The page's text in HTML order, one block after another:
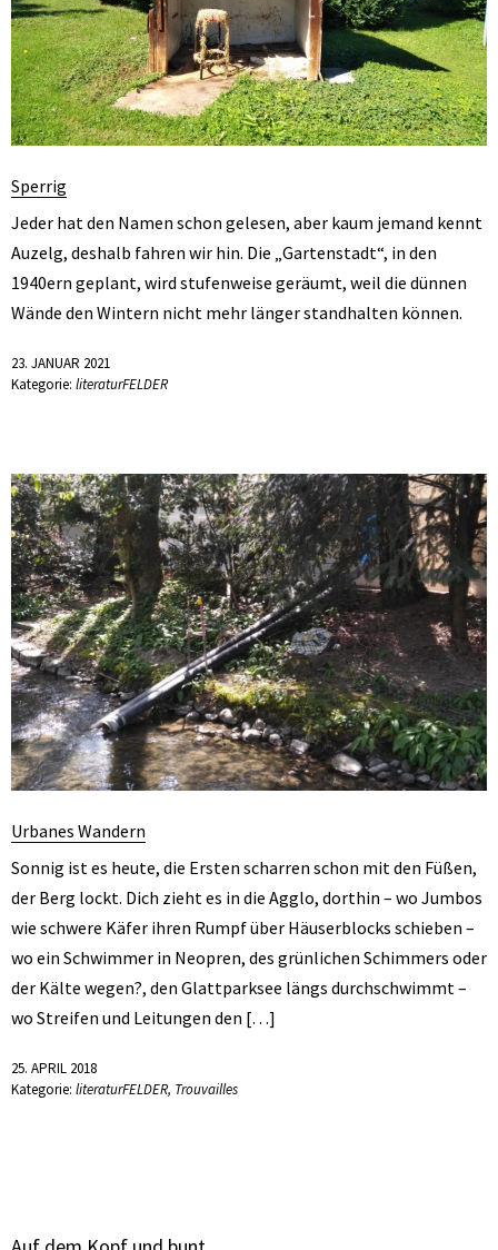
Sperrig
Jeder hat den Namen schon gelesen, aber kaum jemand kennt
Auzelg, deshalb fahren wir hin. Die „Gartenstadt“, in den
1940ern geplant, wird stufenweise geräumt, weil die dünnen
Wände den Wintern nicht mehr länger standhalten können.
23. JANUAR 2021
Kategorie: literaturFELDER
Urbanes Wandern
Sonnig ist es heute, die Ersten scharren schon mit den Füßen,
der Berg lockt. Dich zieht es in die Agglo, dorthin – wo Jumbos
wie schwere Käfer ihren Rumpf über Häuserblocks schieben –
wo ein Schwimmer in Neopren, des grünlichen Schimmers oder
der Kälte wegen?, den Glattparksee längs durchschwimmt –
wo Streifen und Leitungen den […]
25. APRIL 2018
Kategorie: literaturFELDER, Trouvailles